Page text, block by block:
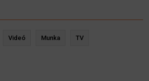
Videó Munka TV